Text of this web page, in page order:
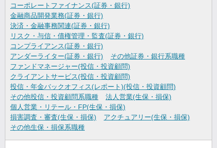
コーポレートファイナンス(証券・銀行)
金融商品開発業務(証券・銀行)
決済・金融事務関連(証券・銀行)
リスク・与信・債権管理・監査(証券・銀行)
コンプライアンス(証券・銀行)
アンダーライター(証券・銀行)
その他証券・銀行系職種
ファンドマネージャー(投信・投資顧問)
クライアントサービス(投信・投資顧問)
投信・年金バックオフィス(レポート)(投信・投資顧問)
その他投信・投資顧問系職種
法人営業(生保・損保)
個人営業・リテール・FP(生保・損保)
損害調査・審査(生保・損保)
アクチュアリー(生保・損保)
その他生保・損保系職種